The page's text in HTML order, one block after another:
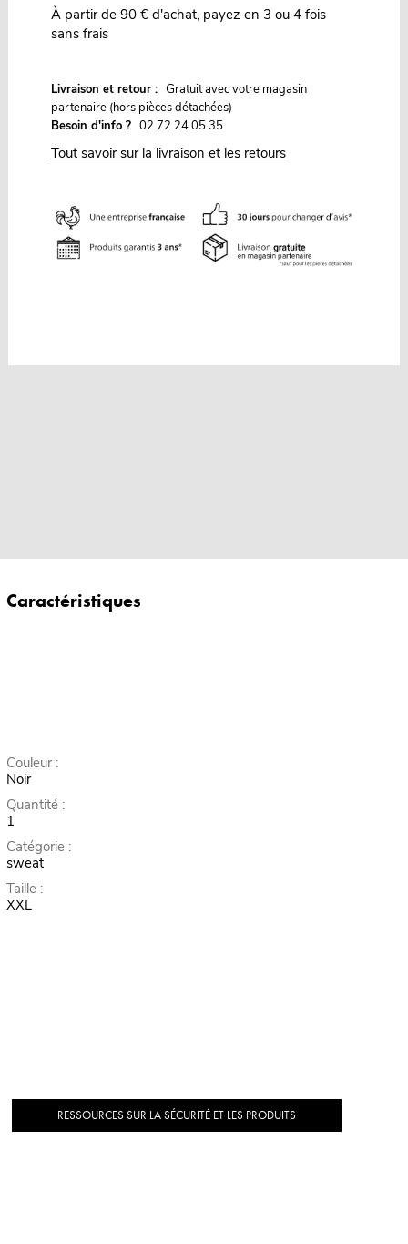
À partir de 90 € d'achat, payez en 3 ou 4 fois
sans frais
Livraison et retour : Gratuit avec votre magasin
partenaire (hors pièces détachées)
Besoin d'info ? 02 72 24 05 35
Tout savoir sur la livraison et les retours
Caractéristiques
Couleur :
Noir
Quantité :
1
Catégorie :
sweat
Taille :
XXL
RESSOURCES SUR LA SÉCURITÉ ET LES PRODUITS